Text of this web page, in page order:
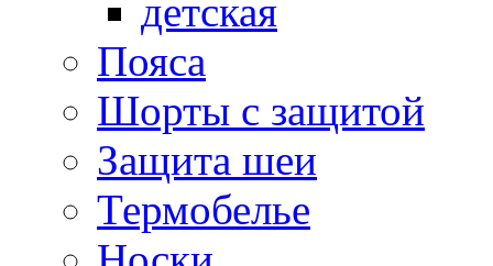
детская
Пояса
Шорты с защитой
Защита шеи
Термобелье